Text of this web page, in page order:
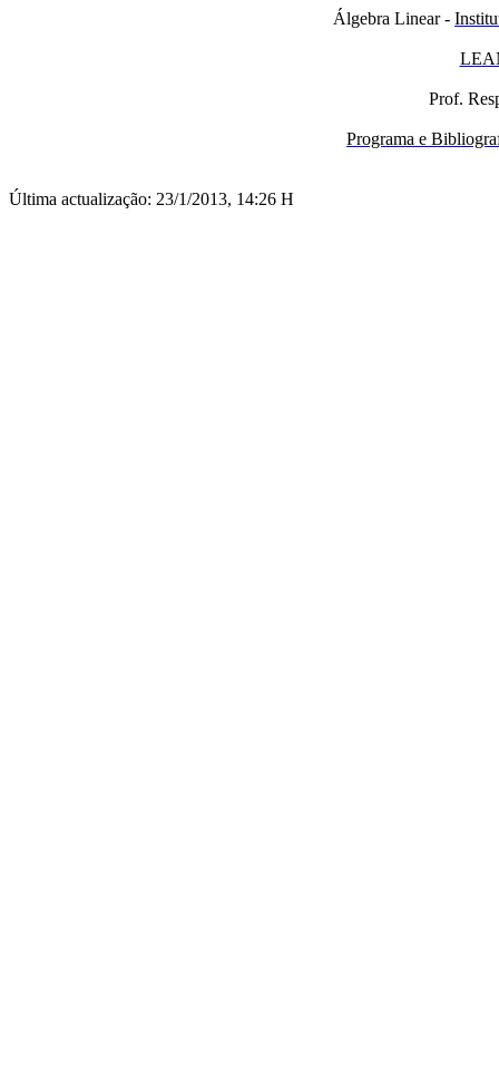
Álgebra Linear -
Prof.
Programa e
Última actualização: 23/1/2013, 14:26 H